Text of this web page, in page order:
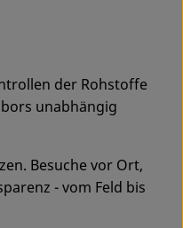
der Rohstoffe
unabhängig
Besuche vor Ort,
- vom Feld bis